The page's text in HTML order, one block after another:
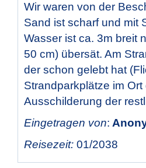
Wir waren von der
Sand ist scharf und mit
Wasser ist ca. 3m breit
50 cm) übersät. Am
der schon gelebt hat
Strandparkplätze im
Ausschilderung der
Eingetragen von:
Reisezeit: 01/2038